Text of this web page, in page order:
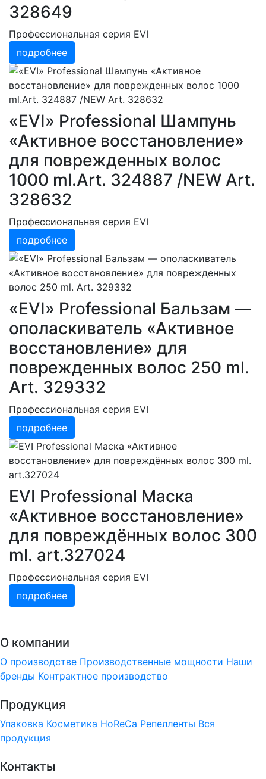
328649
Профессиональная серия EVI
подробнее
«EVI» Professional Шампунь
«Активное восстановление»
для поврежденных волос
1000 ml.Art. 324887 /NEW Art.
328632
Профессиональная серия EVI
подробнее
«EVI» Professional Бальзам —
ополаскиватель «Активное
восстановление» для
поврежденных волос 250 ml.
Art. 329332
Профессиональная серия EVI
подробнее
EVI Professional Маска
«Активное восстановление»
для повреждённых волос 300
ml. art.327024
Профессиональная серия EVI
подробнее
О компании
О производстве Производственные мощности Наши
бренды Контрактное производство
Продукция
Упаковка Косметика HoReCa Репелленты Вся
продукция
Контакты